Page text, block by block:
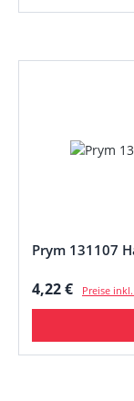
Prym 131107
Regulärer
4,22 € Preise